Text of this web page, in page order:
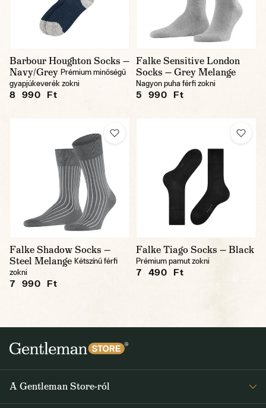
Barbour Houghton Socks —
Navy/Grey Prémium minőségű
gyapjúkeverék zokni
8 990 Ft
Falke Sensitive London
Socks — Grey Melange
Nagyon puha férfi zokni
5 990 Ft
Falke Shadow Socks —
Steel Melange Kétszínű férfi
zokni
7 990 Ft
Falke Tiago Socks — Black
Prémium pamut zokni
7 490 Ft
A Gentleman Store-ról